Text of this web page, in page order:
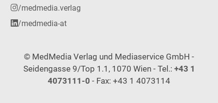
/medmedia.verlag
/medmedia-at
© MedMedia Verlag und Mediaservice GmbH -
Seidengasse 9/Top 1.1, 1070 Wien - Tel.: +43 1
4073111-0 - Fax: +43 1 4073114